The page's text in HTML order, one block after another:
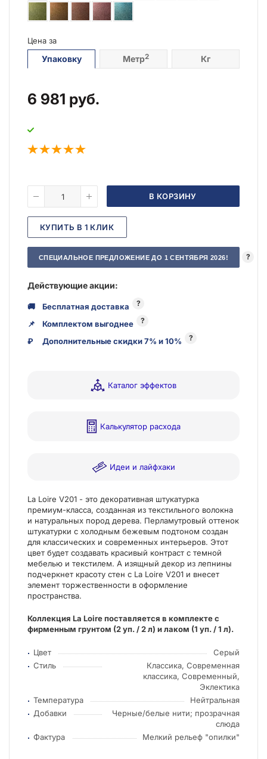
Цена за
Упаковку Метр2 Кг
6 981 руб.
В КОРЗИНУ
КУПИТЬ В 1 КЛИК
СПЕЦИАЛЬНОЕ ПРЕДЛОЖЕНИЕ ДО 1 СЕНТЯБРЯ 2026! ?
Действующие акции:
🚚 Бесплатная доставка ?
📌 Комплектом выгоднее ?
₽ Дополнительные скидки 7% и 10% ?
Каталог эффектов
Калькулятор расхода
Идеи и лайфхаки
La Loire V201 - это декоративная штукатурка
премиум-класса, созданная из текcтильного волокна
и натуральных пород дерева. Перламутровый оттенок
штукатурки с холодным бежевым подтоном создан
для классических и современных интерьеров. Этот
цвет будет создавать красивый контраст с темной
мебелью и текстилем. А изящный декор из лепнины
подчеркнет красоту стен с La Loire V201 и внесет
элемент торжественности в оформление
пространства.
Коллекция La Loire поставляется в комплекте с
фирменным грунтом (2 уп. / 2 л) и лаком (1 уп. / 1 л).
Цвет
Серый
Стиль
Классика, Современная
классика, Современный,
Эклектика
Температура
Нейтральная
Добавки
Черные/белые нити; прозрачная
слюда
Фактура
Мелкий рельеф "опилки"